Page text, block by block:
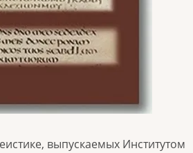
выпускаемых Институтом